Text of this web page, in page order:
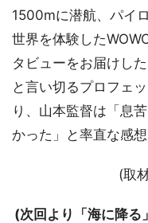
1500mに潜航、パイ
世界を体験した
タビューをお届けし
と言い切るプロフェ
り、山本監督は「息
かった」と率直な感
(取
(次回より「海に降る